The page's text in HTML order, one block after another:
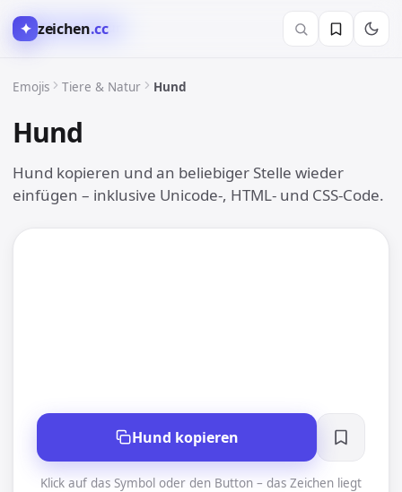
✦ zeichen.cc
Emojis Tiere & Natur Hund
Hund
Hund kopieren und an beliebiger Stelle wieder
einfügen – inklusive Unicode-, HTML- und CSS-Code.
🐶 Tiere & Natur
Hund kopieren
Klick auf das Symbol oder den Button – das Zeichen liegt